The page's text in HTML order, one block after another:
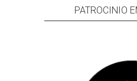
PATROCINIO